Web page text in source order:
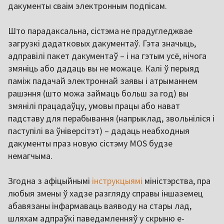
дакументы сваім электронным подпісам.
Што парадаксальна, сістэма не прадугледжвае
загрузкі дадатковых дакументаў. Гэта значыць,
адправілі пакет дакументаў – і на гэтым усё, нічога
змяніць або дадаць вы не можаце. Калі ў перыяд
паміж падачай электроннай заявы і атрыманнем
рашэння (што можа займаць больш за год) вы
змянілі працадаўцу, умовы працы або нават
падставу для перабывання (напрыклад, звольніліся і
паступілі ва ўніверсітэт) – дадаць неабходныя
дакументы праз новую сістэму MOS будзе
немагчыма.
Згодна з афіцыйнымі інструкцыямі міністэрства, пра
любыя змены ў хадзе разгляду справы іншаземец
абавязаны інфармаваць ваяводу на стары лад,
шляхам адпраўкі паведамленняў у скрыню e-